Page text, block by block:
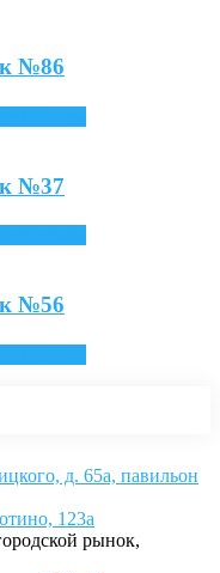
№86
№37
№56
д. 65а, павильон
123а
рынок,